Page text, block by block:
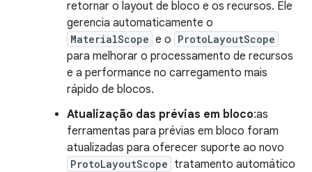
retornar o layout de bloco e os recursos. Ele
gerencia automaticamente o
MaterialScope e o ProtoLayoutScope
para melhorar o processamento de recursos
e a performance no carregamento mais
rápido de blocos.
Atualização das prévias em bloco:as
ferramentas para prévias em bloco foram
atualizadas para oferecer suporte ao novo
ProtoLayoutScope tratamento automático